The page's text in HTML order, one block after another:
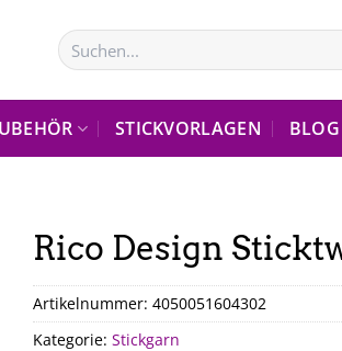
Suchen
nach:
STICKVORLAGEN BLOG
Rico Design
Artikelnummer: 4050051604302
Kategorie: Stickgarn